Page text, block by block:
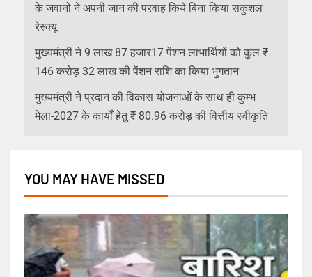
के जवानो ने अपनी जान की परवाह किये बिना किया सकुशल
रेस्क्यू
मुख्यमंत्री ने 9 लाख 87 हजार17 पेंशन लाभार्थियों को कुल ₹
146 करोड़ 32 लाख की पेंशन राशि का किया भुगतान
मुख्यमंत्री ने प्रदान की विकास योजनाओं के साथ ही कुम्भ
मेला-2027 के कार्यों हेतु ₹ 80.96 करोड़ की वित्तीय स्वीकृति
YOU MAY HAVE MISSED